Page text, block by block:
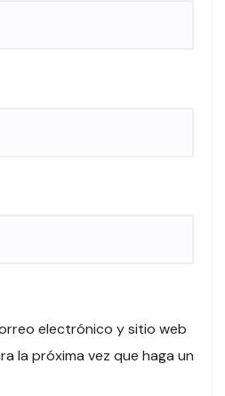
electrónico y sitio web
la próxima vez que haga un